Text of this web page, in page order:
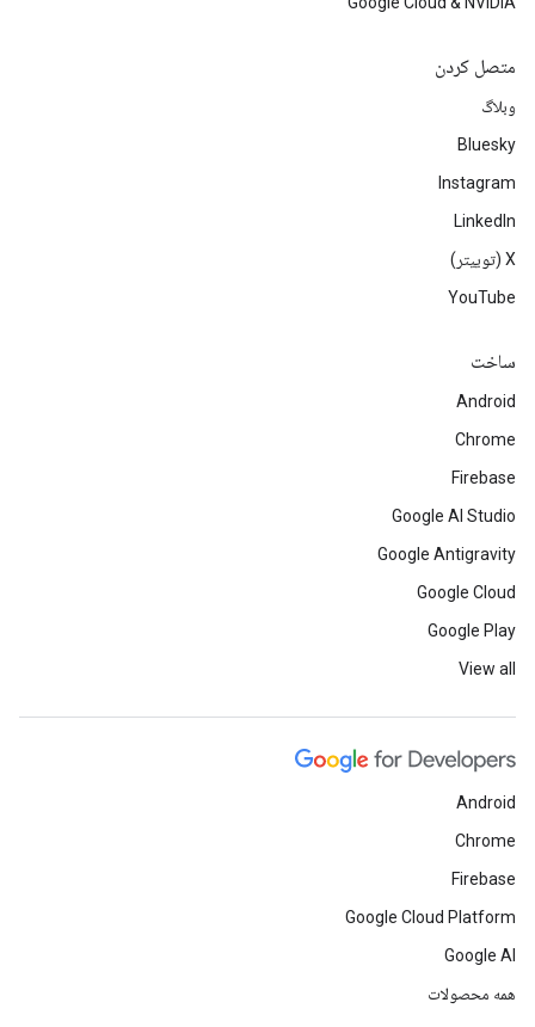
متصل کردن
وبلاگ
Bluesky
Instagram
LinkedIn
‫X (توییتر)
YouTube
ساخت
Android
Chrome
Firebase
Google AI Studio
Google Antigravity
Google Cloud
Google Play
View all
Android
Chrome
Firebase
Google Cloud Platform
Google AI
همه محصولات